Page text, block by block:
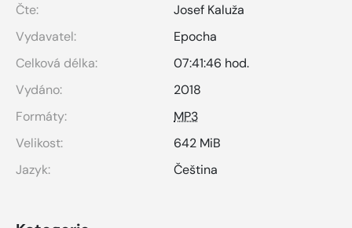
Čte:
Josef Kaluža
Vydavatel:
Epocha
Celková délka:
07:41:46 hod.
Vydáno:
2018
Formáty:
MP3
Velikost:
642 MiB
Jazyk:
Čeština